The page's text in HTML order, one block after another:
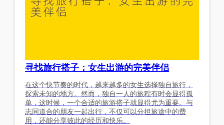
寻找旅行搭子：女生出游的完美伴侣
在这个快节奏的时代，越来越多的女生选择独自旅行，
探索未知的地方。然而，独自一人的旅程有时会显得孤
单，这时候，一个合适的旅游搭子就显得尤为重要。与
志同道合的朋友一起出行，不仅可以分担旅途中的费
用，还能分享彼此的经历和快乐。